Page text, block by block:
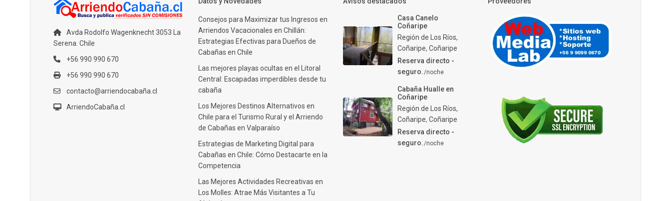
Avda Rodolfo Wagenknecht 3053 La
Serena. Chile
+56 990 990 670
+56 990 990 670
contacto@arriendocabaña.cl
ArriendoCabaña.cl
Consejos para Maximizar tus Ingresos en
Arriendos Vacacionales en Chillán:
Estrategias Efectivas para Dueños de
Cabañas en Chile
Las mejores playas ocultas en el Litoral
Central: Escapadas imperdibles desde tu
cabaña
Los Mejores Destinos Alternativos en
Chile para el Turismo Rural y el Arriendo
de Cabañas en Valparaíso
Estrategias de Marketing Digital para
Cabañas en Chile: Cómo Destacarte en la
Competencia
Las Mejores Actividades Recreativas en
Los Molles: Atrae Más Visitantes a Tu
Casa Canelo
Coñaripe
Región de Los Ríos,
Coñaripe,Coñaripe
Reserva directo -
seguro./noche
Cabaña Hualle en
Coñaripe
Región de Los Ríos,
Coñaripe,Coñaripe
Reserva directo -
seguro./noche